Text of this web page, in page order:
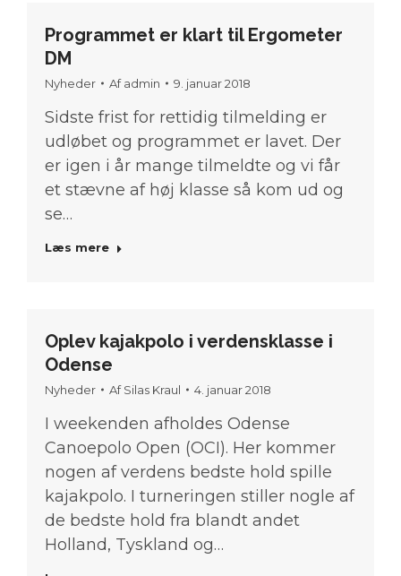
Programmet er klart til Ergometer
DM
Nyheder Afadmin 9. januar 2018
Sidste frist for rettidig tilmelding er
udløbet og programmet er lavet. Der
er igen i år mange tilmeldte og vi får
et stævne af høj klasse så kom ud og
se…
Læs mere
Oplev kajakpolo i verdensklasse i
Odense
Nyheder AfSilas Kraul 4. januar 2018
I weekenden afholdes Odense
Canoepolo Open (OCI). Her kommer
nogen af verdens bedste hold spille
kajakpolo. I turneringen stiller nogle af
de bedste hold fra blandt andet
Holland, Tyskland og…